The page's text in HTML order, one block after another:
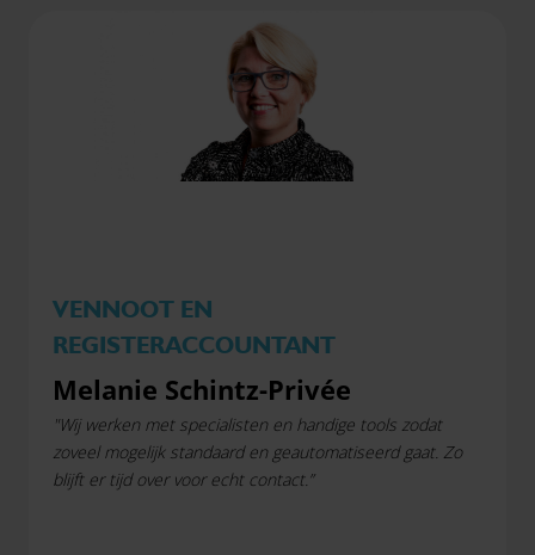
VENNOOT EN
REGISTERACCOUNTANT
Melanie Schintz-Privée
"Wij werken met specialisten en handige tools zodat
zoveel mogelijk standaard en geautomatiseerd gaat. Zo
blijft er tijd over voor echt contact.”